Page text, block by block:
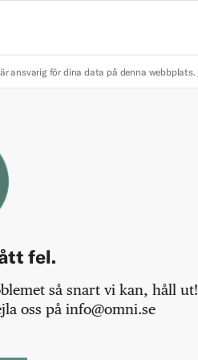
ansvarig för dina data på denna webbplats.
fel.
så snart vi kan, håll ut!
oss på info@omni.se